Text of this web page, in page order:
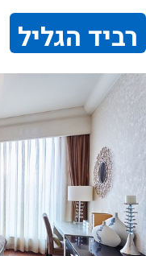
רביד הגליל